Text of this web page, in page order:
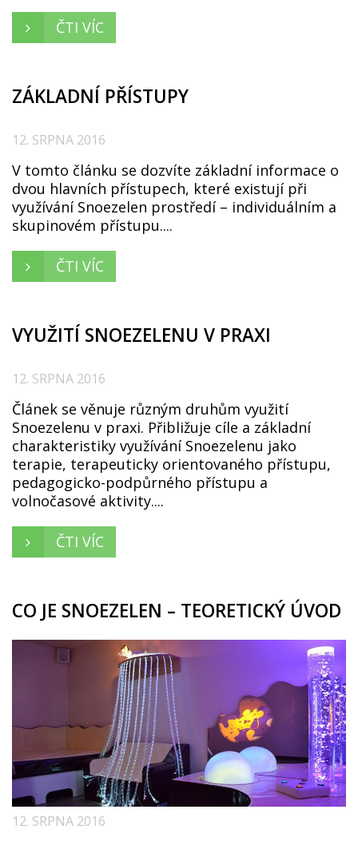
ČTI VÍC
ZÁKLADNÍ PŘÍSTUPY
12. SRPNA 2016
V tomto článku se dozvíte základní informace o
dvou hlavních přístupech, které existují při
využívání Snoezelen prostředí – individuálním a
skupinovém přístupu....
ČTI VÍC
VYUŽITÍ SNOEZELENU V PRAXI
12. SRPNA 2016
Článek se věnuje různým druhům využití
Snoezelenu v praxi. Přibližuje cíle a základní
charakteristiky využívání Snoezelenu jako
terapie, terapeuticky orientovaného přístupu,
pedagogicko-podpůrného přístupu a
volnočasové aktivity....
ČTI VÍC
CO JE SNOEZELEN – TEORETICKÝ ÚVOD
12. SRPNA 2016